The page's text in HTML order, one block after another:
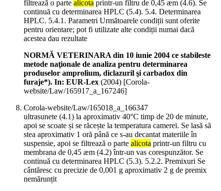
filtrează o parte alicota printr-un filtru de 0,45 æm (4.6). Se
continuă cu determinarea HPLC (5.4). 5.4. Determinarea
HPLC. 5.4.1. Parametri Următoarele condiții sunt oferite
pentru orientare; pot fi utilizate alte condiții numai dacă
acestea dau rezultate
NORMĂ VETERINARA din 10 iunie 2004 ce stabileste
metode naţionale de analiza pentru determinarea
produselor amprolium, diclazuril şi carbadox din
furaje*). In: EUR-Lex (2004) [Corola-
website/Law/165917_a_167246]
Corola-website/Law/165018_a_166347
ultrasunete (4.1) la aproximativ 40°C timp de 20 de minute,
apoi se scoate și se răcește la temperatura camerei. Se lasă să
stea aproximativ 1 oră până ce s-au decantat materiile în
suspensie, apoi se filtrează o parte alicota printr-un filtru cu
membrana de 0,45 æm (4.2) într-un vas corespunzător. Se
continuă cu determinarea HPLC (5.3). 5.2.2. Premixuri Se
cântăresc cu precizie de 0,001 g aproximativ 2 g de premix
nemărunțit